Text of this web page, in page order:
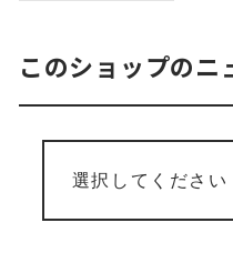
このショップのニ